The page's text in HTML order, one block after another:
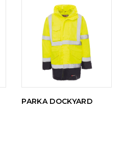
LER
MAIS
PARKA DOCKYARD